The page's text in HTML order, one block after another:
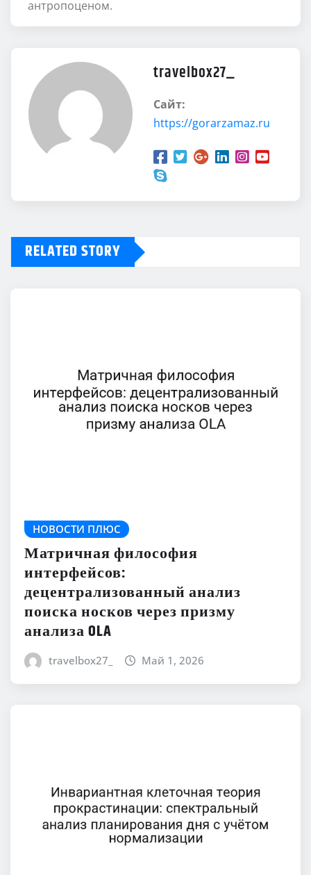
антропоценом.
travelbox27_
Сайт:
https://gorarzamaz.ru
RELATED STORY
НОВОСТИ ПЛЮС
Матричная философия
интерфейсов:
децентрализованный анализ
поиска носков через призму
анализа OLA
travelbox27_ Май 1, 2026